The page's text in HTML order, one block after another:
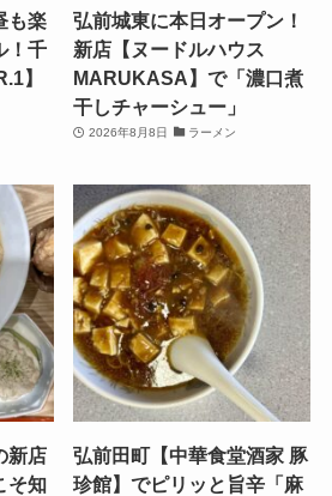
も楽
！千
】
弘前城東に本日オープン！
新店【ヌードルハウス
MARUKASA】で「濃口煮
干しチャーシュー」
2026年8月8日 ラーメン
新店
そ知
弘前田町【中華食堂酒家 豚
珍館】でピリッと旨辛「麻